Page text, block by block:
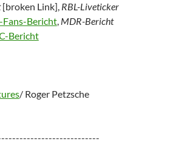
[broken Link], RBL-Liveticker
Fans-Bericht, MDR-Bericht
Bericht
/ Roger Petzsche